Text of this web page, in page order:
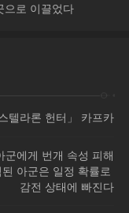
으로 이끌었다
스텔라론 헌터」 카프카
군에게 번개 속성 피해
아군은 일정 확률로
감전 상태에 빠진다